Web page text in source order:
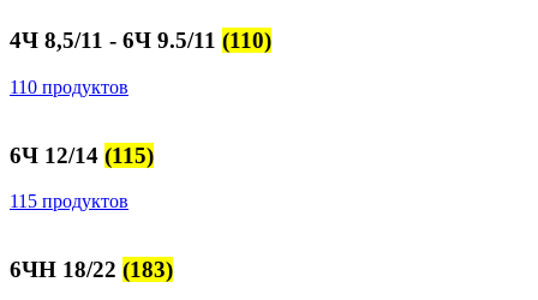
4Ч 8,5/11 - 6Ч 9.5/11 (110)
110 продуктов
6Ч 12/14 (115)
115 продуктов
6ЧН 18/22 (183)